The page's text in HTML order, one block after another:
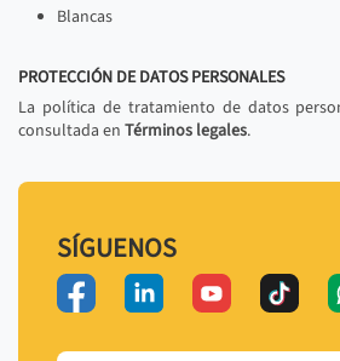
Blancas
PROTECCIÓN DE DATOS PERSONALES
La política de tratamiento de datos
consultada en Términos legales.
SÍGUENOS